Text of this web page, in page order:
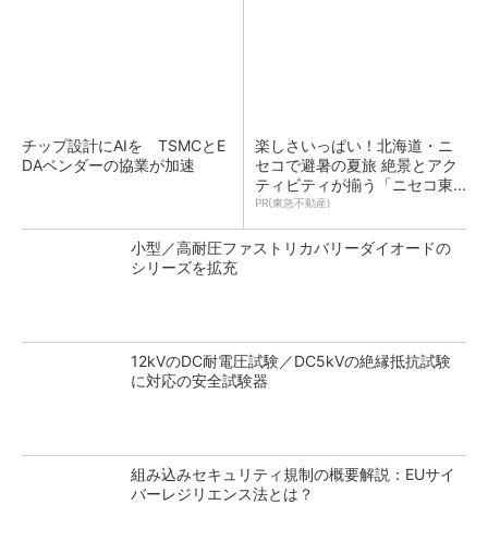
チップ設計にAIを TSMCとE
DAベンダーの協業が加速
楽しさいっぱい！北海道・ニ
セコで避暑の夏旅 絶景とアク
ティビティが揃う「ニセコ東...
PR(東急不動産)
小型／高耐圧ファストリカバリーダイオードの
シリーズを拡充
12kVのDC耐電圧試験／DC5kVの絶縁抵抗試験
に対応の安全試験器
組み込みセキュリティ規制の概要解説：EUサイ
バーレジリエンス法とは？